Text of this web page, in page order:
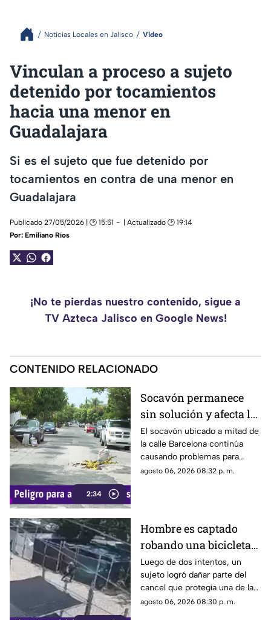
Noticias Locales en Jalisco Video
Vinculan a proceso a sujeto
detenido por tocamientos
hacia una menor en
Guadalajara
Si es el sujeto que fue detenido por
tocamientos en contra de una menor en
Guadalajara
Publicado 27/05/2026 | 🕑 15:51
| Actualizado 🕑 19:14
Por: Emiliano Ríos
¡No te pierdas nuestro contenido, sigue a
TV Azteca Jalisco en Google News!
CONTENIDO RELACIONADO
2:34
Socavón permanece
sin solución y afecta la
circulación en calle
Barcelona
El socavón ubicado a mitad de
la calle Barcelona continúa
causando problemas para
quienes circulan por la zona,
agosto 06, 2026 08:32 p. m.
Hombre es captado
robando una bicicleta
al ingresar a cochera
ajena en calle Rancho
Rodeo
Luego de dos intentos, un
sujeto logró dañar parte del
cancel que protegía una de las
puertas de una cochera
agosto 06, 2026 08:30 p. m.